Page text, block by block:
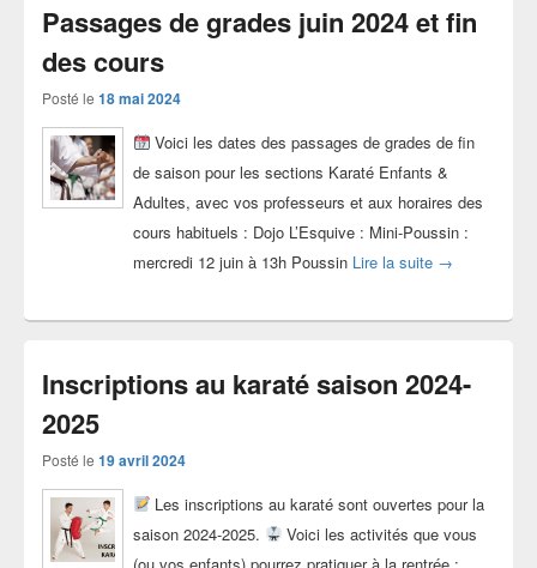
Passages de grades juin 2024 et fin
des cours
Posté le 18 mai 2024
Voici les dates des passages de grades de fin
de saison pour les sections Karaté Enfants &
Adultes, avec vos professeurs et aux horaires des
cours habituels : Dojo L’Esquive : Mini-Poussin :
mercredi 12 juin à 13h Poussin Lire la suite Passages de
→
Inscriptions au karaté saison 2024-
2025
Posté le 19 avril 2024
Les inscriptions au karaté sont ouvertes pour la
saison 2024-2025.
Voici les activités que vous
(ou vos enfants) pourrez pratiquer à la rentrée :